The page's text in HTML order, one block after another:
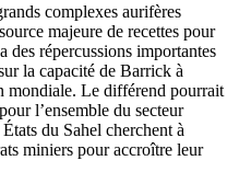
complexes aurifères
majeure de recettes pour
des répercussions importantes
la capacité de Barrick à
mondiale. Le différend pourrait
l’ensemble du secteur
du Sahel cherchent à
miniers pour accroître leur